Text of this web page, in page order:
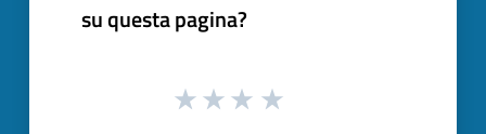
su questa pagina?